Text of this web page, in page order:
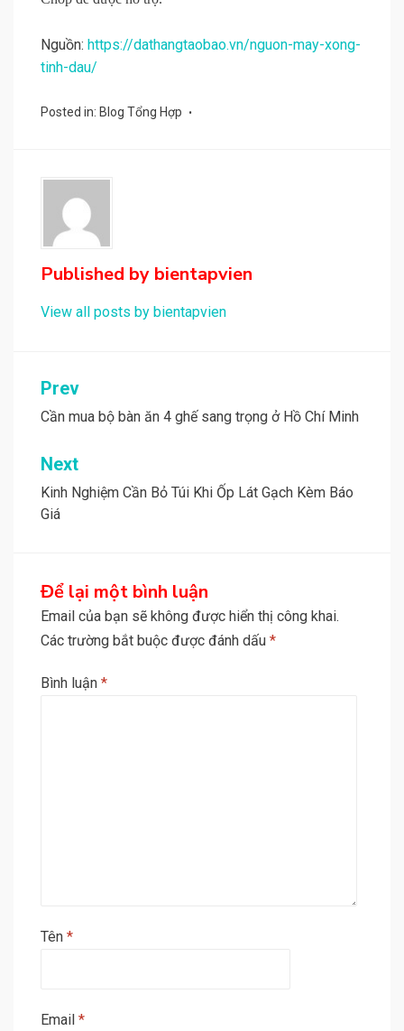
Nguồn: https://dathangtaobao.vn/nguon-may-xong-
tinh-dau/
Posted in: Blog Tổng Hợp
Published by bientapvien
View all posts by bientapvien
Điều
hướng
bài
viết
Prev
Cần mua bộ bàn ăn 4 ghế sang trọng ở Hồ Chí Minh
Next
Kinh Nghiệm Cần Bỏ Túi Khi Ốp Lát Gạch Kèm Báo
Giá
Để lại một bình luận
Email của bạn sẽ không được hiển thị công khai.
Các trường bắt buộc được đánh dấu *
Bình luận *
Tên *
Email *